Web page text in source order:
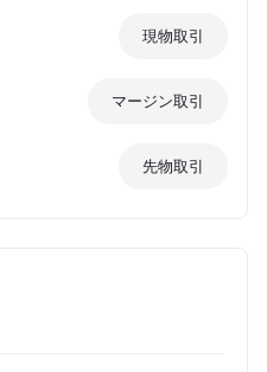
現物取引
マージン取引
先物取引